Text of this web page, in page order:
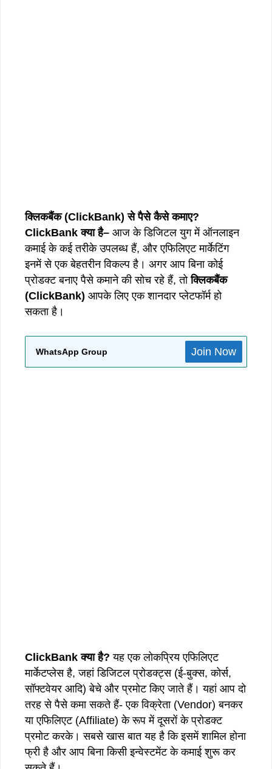
क्लिकबैंक(ClickBank)से पैसे कैसे कमाए?
ClickBankक्या है– आज के डिजिटल युग में ऑनलाइन
कमाई के कई तरीके उपलब्ध हैं, और एफिलिएट मार्केटिंग
इनमें से एक बेहतरीन विकल्प है। अगर आप बिना कोई
प्रोडक्ट बनाए पैसे कमाने की सोच रहे हैं, तोक्लिकबैंक
(ClickBank) आपके लिए एक शानदार प्लेटफॉर्म हो
सकता है।
WhatsApp Group Join Now
ClickBankक्या है? यह एक लोकप्रिय एफिलिएट
मार्केटप्लेस है, जहां डिजिटल प्रोडक्ट्स (ई-बुक्स, कोर्स,
सॉफ्टवेयर आदि) बेचे और प्रमोट किए जाते हैं। यहां आप दो
तरह से पैसे कमा सकते हैं- एक विक्रेता (Vendor) बनकर
या एफिलिएट (Affiliate) के रूप में दूसरों के प्रोडक्ट
प्रमोट करके। सबसे खास बात यह है कि इसमें शामिल होना
फ्री है और आप बिना किसी इन्वेस्टमेंट के कमाई शुरू कर